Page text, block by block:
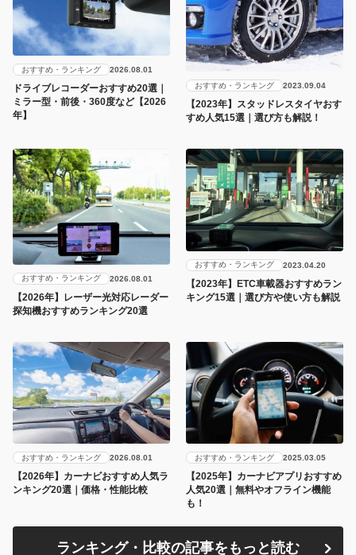
おすすめ・ランキング 2026.08.01
ドライブレコーダーおすすめ20選｜
ミラー型・前後・360度など【2026
年】
おすすめ・ランキング 2023.09.04
【2023年】スタッドレスタイヤおす
すめ人気15選｜選び方も解説！
おすすめ・ランキング 2026.08.01
【2026年】レーザー光対応レーダー
探知機おすすめランキング20選
おすすめ・ランキング 2023.04.20
【2023年】ETC車載器おすすめラン
キング15選｜選び方や使い方も解説
おすすめ・ランキング 2026.08.01
【2026年】カーナビおすすめ人気ラ
ンキング20選｜価格・性能比較
おすすめ・ランキング 2025.03.05
【2025年】カーナビアプリおすすめ
人気20選｜無料やオフライン機能
も！
ランキング・比較の記事をもっと読む